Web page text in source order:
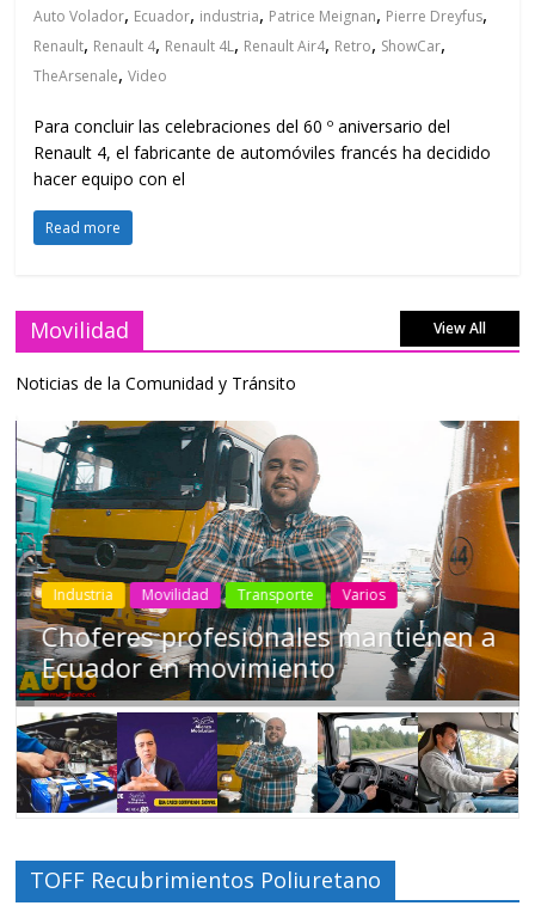
Auto Volador, Ecuador, industria, Patrice Meignan, Pierre Dreyfus,
Renault, Renault 4, Renault 4L, Renault Air4, Retro, ShowCar,
TheArsenale,Video
Para concluir las celebraciones del 60 º aniversario del
Renault 4, el fabricante de automóviles francés ha decidido
hacer equipo con el
Read more
Movilidad View All
Noticias de la Comunidad y Tránsito
Industria Movilidad Transporte Varios
Choferes profesionales mantienen a
Ecuador en movimiento
TOFF Recubrimientos Poliuretano